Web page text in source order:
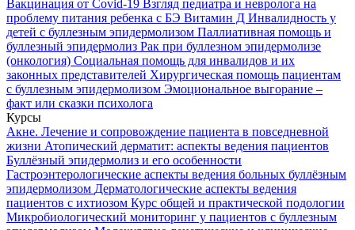
Вакцинация от Covid-19 Взгляд педиатра и невролога на
проблему питания ребенка с БЭ Витамин Д Инвалидность у
детей с буллезным эпидермолизом Паллиативная помощь и
буллезный эпидермолиз Рак при буллезном эпидермолизе
(онкология) Социальная помощь для инвалидов и их
законных представителей Хирургическая помощь пациентам
с буллезным эпидермолизом Эмоциональное выгорание –
факт или сказки психолога
Курсы
Акне. Лечение и сопровождение пациента в повседневной
жизни Атопический дерматит: аспекты ведения пациентов
Буллёзный эпидермолиз и его особенности
Гастроэнтерологические аспекты ведения больных буллёзным
эпидермолизом Дерматологические аспекты ведения
пациентов с ихтиозом Курс общей и практической подологии
Микробиологический мониторинг у пациентов с буллезным